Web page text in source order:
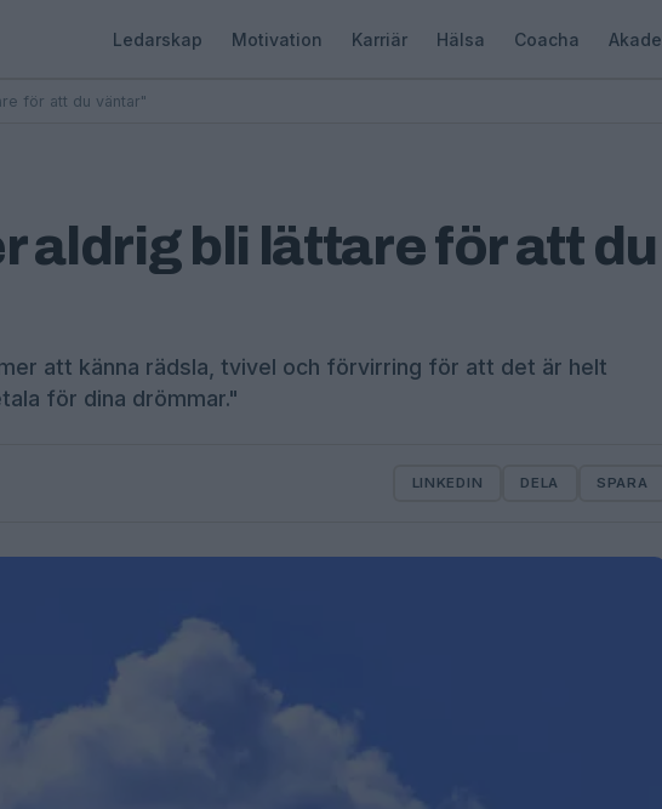
Ledarskap Motivation Karriär Hälsa Coacha
för att du väntar"
aldrig bli lättare för att du
att känna rädsla, tvivel och förvirring för att det är helt
för dina drömmar."
LINKEDIN DELA SPARA